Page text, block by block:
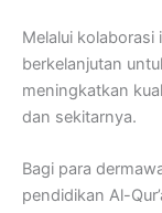
Melalui
berkelanjutan
meningkatkan
dan sekitarnya.
Bagi para
pendidikan Al-